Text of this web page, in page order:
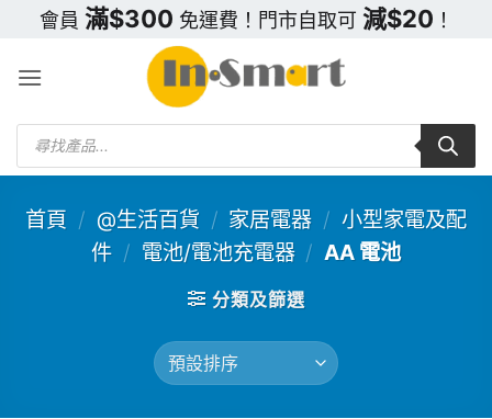
content
會員 滿$300 免運費！門市自取可 減$20 ！
Products
search
首頁 / @生活百貨 / 家居電器 / 小型家電及配
件 / 電池/電池充電器 / AA 電池
分類及篩選